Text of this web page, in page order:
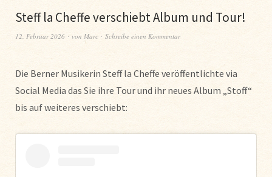
Steff la Cheffe verschiebt Album und Tour!
12. Februar 2026 von Marc Schreibe einen Kommentar
Die Berner Musikerin Steff la Cheffe veröffentlichte via
Social Media das Sie ihre Tour und ihr neues Album „Stoff“
bis auf weiteres verschiebt: